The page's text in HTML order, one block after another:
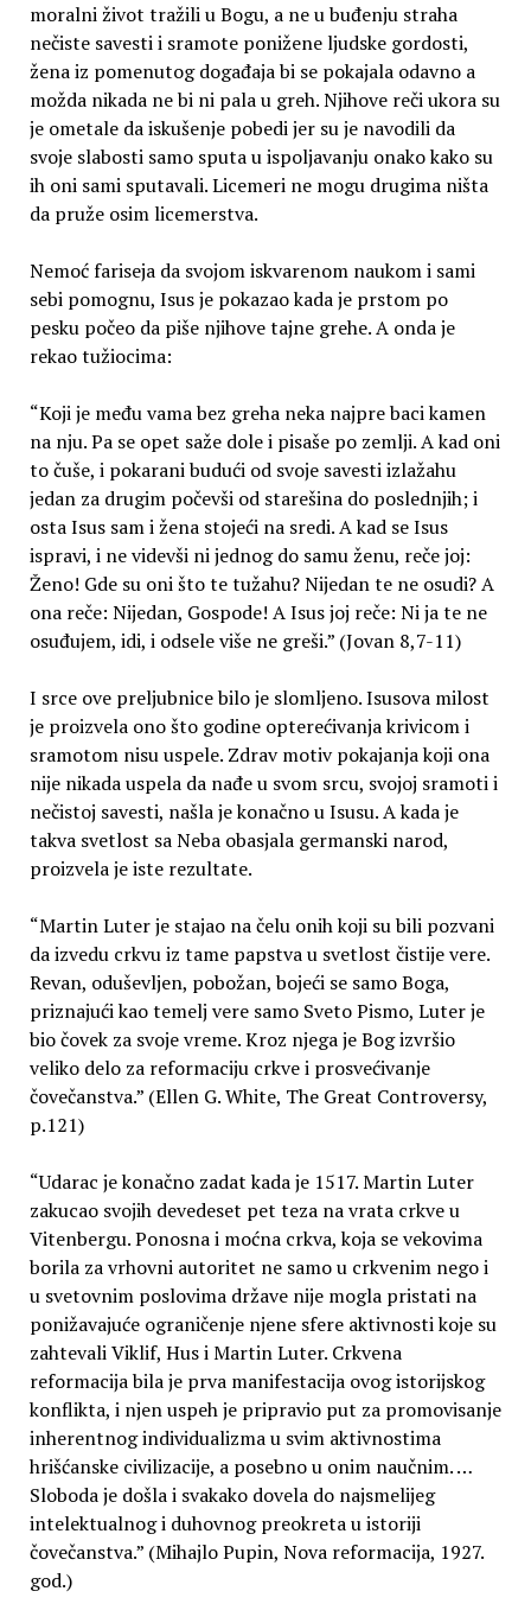
moralni život tražili u Bogu, a ne u buđenju straha
nečiste savesti i sramote ponižene ljudske gordosti,
žena iz pomenutog događaja bi se pokajala odavno a
možda nikada ne bi ni pala u greh. Njihove reči ukora su
je ometale da iskušenje pobedi jer su je navodili da
svoje slabosti samo sputa u ispoljavanju onako kako su
ih oni sami sputavali. Licemeri ne mogu drugima ništa
da pruže osim licemerstva.
Nemoć fariseja da svojom iskvarenom naukom i sami
sebi pomognu, Isus je pokazao kada je prstom po
pesku počeo da piše njihove tajne grehe. A onda je
rekao tužiocima:
“Koji je među vama bez greha neka najpre baci kamen
na nju. Pa se opet saže dole i pisaše po zemlji. A kad oni
to čuše, i pokarani budući od svoje savesti izlažahu
jedan za drugim počevši od starešina do poslednjih; i
osta Isus sam i žena stojeći na sredi. A kad se Isus
ispravi, i ne videvši ni jednog do samu ženu, reče joj:
Ženo! Gde su oni što te tužahu? Nijedan te ne osudi? A
ona reče: Nijedan, Gospode! A Isus joj reče: Ni ja te ne
osuđujem, idi, i odsele više ne greši.” (Jovan 8,7-11)
I srce ove preljubnice bilo je slomljeno. Isusova milost
je proizvela ono što godine opterećivanja krivicom i
sramotom nisu uspele. Zdrav motiv pokajanja koji ona
nije nikada uspela da nađe u svom srcu, svojoj sramoti i
nečistoj savesti, našla je konačno u Isusu. A kada je
takva svetlost sa Neba obasjala germanski narod,
proizvela je iste rezultate.
“Martin Luter je stajao na čelu onih koji su bili pozvani
da izvedu crkvu iz tame papstva u svetlost čistije vere.
Revan, oduševljen, pobožan, bojeći se samo Boga,
priznajući kao temelj vere samo Sveto Pismo, Luter je
bio čovek za svoje vreme. Kroz njega je Bog izvršio
veliko delo za reformaciju crkve i prosvećivanje
čovečanstva.” (Ellen G. White, The Great Controversy,
p.121)
“Udarac je konačno zadat kada je 1517. Martin Luter
zakucao svojih devedeset pet teza na vrata crkve u
Vitenbergu. Ponosna i moćna crkva, koja se vekovima
borila za vrhovni autoritet ne samo u crkvenim nego i
u svetovnim poslovima države nije mogla pristati na
ponižavajuće ograničenje njene sfere aktivnosti koje su
zahtevali Viklif, Hus i Martin Luter. Crkvena
reformacija bila je prva manifestacija ovog istorijskog
konflikta, i njen uspeh je pripravio put za promovisanje
inherentnog individualizma u svim aktivnostima
hrišćanske civilizacije, a posebno u onim naučnim. …
Sloboda je došla i svakako dovela do najsmelijeg
intelektualnog i duhovnog preokreta u istoriji
čovečanstva.” (Mihajlo Pupin, Nova reformacija, 1927.
god.)